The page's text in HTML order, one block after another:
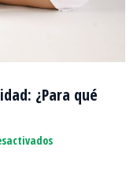
¿Para qué
en